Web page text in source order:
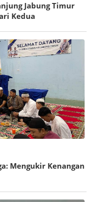
Jabung Timur
Kedua
Mengukir Kenangan